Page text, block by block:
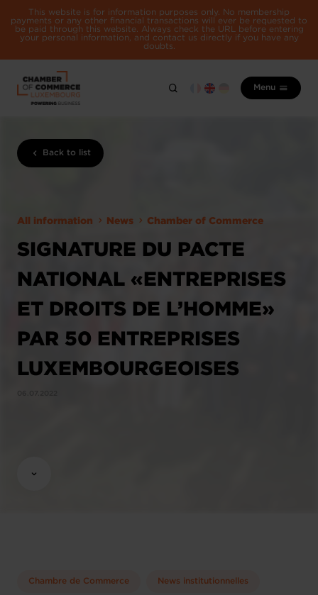
This website is for information purposes only. No membership
payments or any other financial transactions will ever be requested to
be paid through this website. Always check the URL before entering
your personal information, and contact us directly if you have any
doubts.
Menu
Back to list
All information News Chamber of Commerce
SIGNATURE DU PACTE
NATIONAL «ENTREPRISES
ET DROITS DE L’HOMME»
PAR 50 ENTREPRISES
LUXEMBOURGEOISES
Chambre de Commerce News institutionnelles